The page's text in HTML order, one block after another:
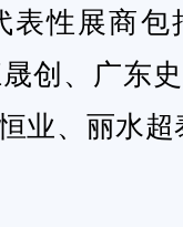
表性展商
创、广东
业、丽水